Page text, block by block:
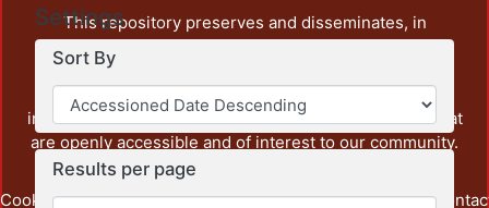
Settings
Sort By
Results per page
This repository preserves and disseminates, in
unrestricted open access, the teaching and research
output of UAM Azcapotzalco. It also includes some
administrative and graphic documents from the
institution, as well as content from other institutions that
are openly accessible and of interest to our community.
Cookie Privacy End User Send